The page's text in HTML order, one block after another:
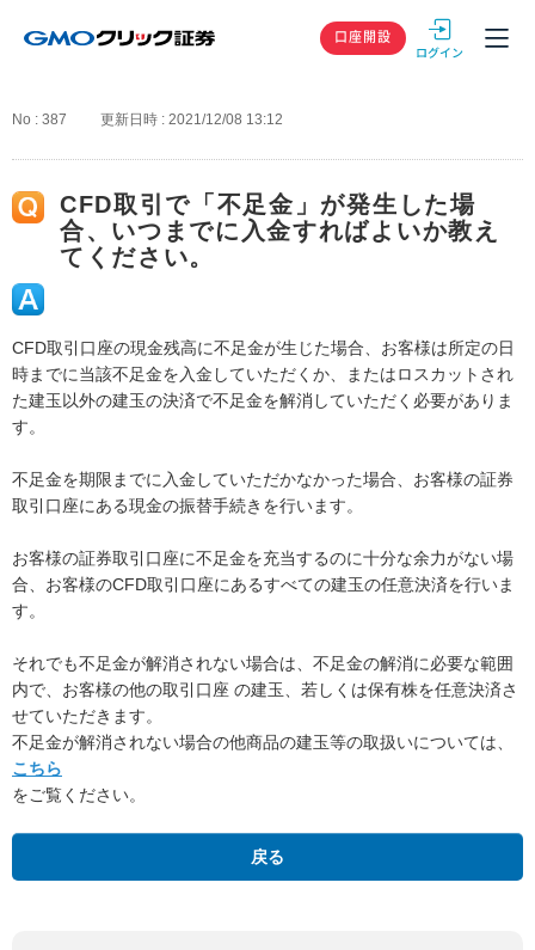
GMOクリック
口座開設
No : 387 更新日時 : 2021/12/08 13:12
CFD取引で「不足金」が発生した場
合、いつまでに入金すればよいか教え
てください。
CFD取引口座の現金残高に不足金が生じた場合、お客様は所定の日
時までに当該不足金を入金していただくか、またはロスカットされ
た建玉以外の建玉の決済で不足金を解消していただく必要がありま
す。
不足金を期限までに入金していただかなかった場合、お客様の証券
取引口座にある現金の振替手続きを行います。
お客様の証券取引口座に不足金を充当するのに十分な余力がない場
合、お客様のCFD取引口座にあるすべての建玉の任意決済を行いま
す。
それでも不足金が解消されない場合は、不足金の解消に必要な範囲
内で、お客様の他の取引口座 の建玉、若しくは保有株を任意決済さ
せていただきます。
不足金が解消されない場合の他商品の建玉等の取扱いについては、
こちら
をご覧ください。
戻る